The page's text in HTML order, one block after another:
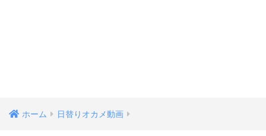
ホーム 日替りオカメ動画